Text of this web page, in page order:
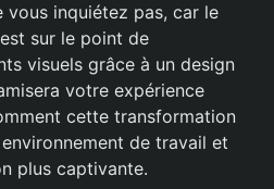
inquiétez pas, car le
sur le point de
visuels grâce à un design
votre expérience
cette transformation
de travail et
plus captivante.